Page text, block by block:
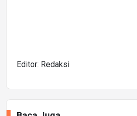
Editor: Redaksi